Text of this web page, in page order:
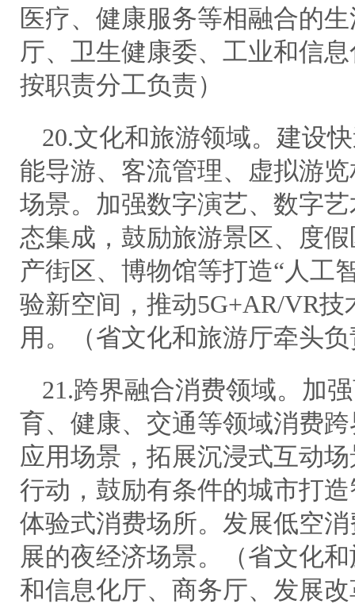
医疗、健康服务等相融合的
厅、卫生健康委、工业和信
按职责分工负责）
20.文化和旅游领域。建设
能导游、客流管理、虚拟游
场景。加强数字演艺、数字
态集成，鼓励旅游景区、度
产街区、博物馆等打造“人工
验新空间，推动5G+AR/VR
用。（省文化和旅游厅牵头
21.跨界融合消费领域。加
育、健康、交通等领域消费
应用场景，拓展沉浸式互动
行动，鼓励有条件的城市打
体验式消费场所。发展低空
展的夜经济场景。（省文化
和信息化厅、商务厅、发展